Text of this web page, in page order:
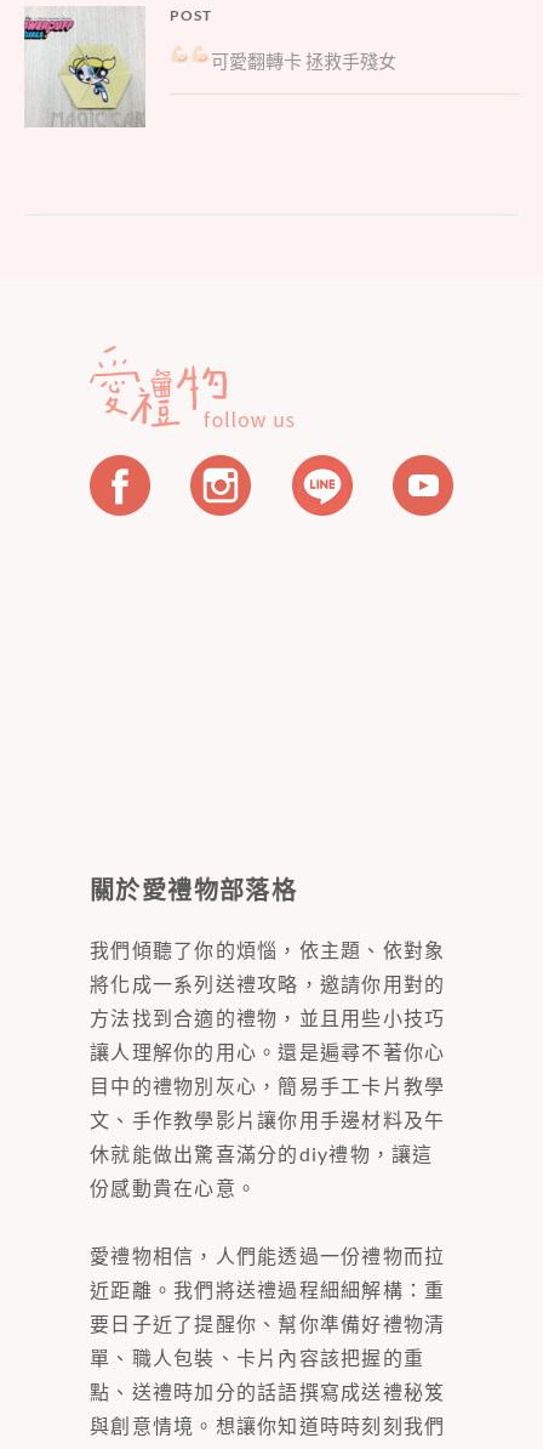
文
覽
POST
Parent
post:
可愛翻轉卡拯救手殘女
關於愛禮物部落格
我們傾聽了你的煩惱，依主題、依對象
將化成一系列送禮攻略，邀請你用對的
方法找到合適的禮物，並且用些小技巧
讓人理解你的用心。還是遍尋不著你心
目中的禮物別灰心，簡易手工卡片教學
文、手作教學影片讓你用手邊材料及午
休就能做出驚喜滿分的diy禮物，讓這
份感動貴在心意。
愛禮物相信，人們能透過一份禮物而拉
近距離。我們將送禮過程細細解構：重
要日子近了提醒你、幫你準備好禮物清
單、職人包裝、卡片內容該把握的重
點、送禮時加分的話語撰寫成送禮秘笈
與創意情境。想讓你知道時時刻刻我們